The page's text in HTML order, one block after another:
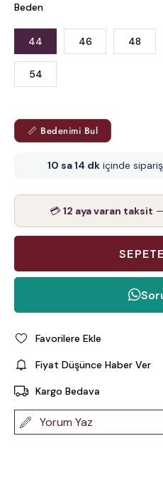
Beden
44 46 48
54
📏 Bedenimi Bul
10 sa 14 dk içinde
💳 12 aya varan taksit
Favorilere Ekle
Fiyat Düşünce Haber Ver
Kargo Bedava
Yorum Yaz